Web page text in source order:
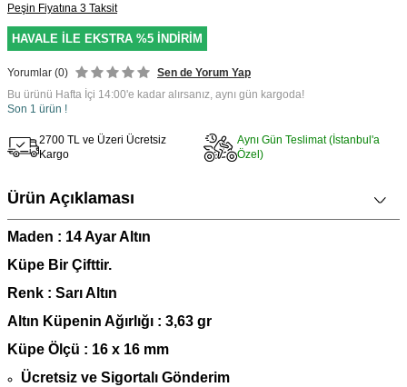
Peşin Fiyatına 3 Taksit
HAVALE İLE EKSTRA %5 İNDİRİM
Yorumlar (0)
Sen de Yorum Yap
Bu ürünü Hafta İçi 14:00'e kadar alırsanız, aynı gün kargoda!
Son 1 ürün !
2700 TL ve Üzeri Ücretsiz
Kargo
Aynı Gün Teslimat (İstanbul'a
Özel)
Ürün Açıklaması
Maden : 14 Ayar A ltın
Küpe Bir Çifttir.
Renk : Sarı Altın
Altın Küpenin Ağırlığı : 3,63 gr
Küpe Ölçü : 16 x 16 mm
Ücretsiz ve Sigortalı Gönderim